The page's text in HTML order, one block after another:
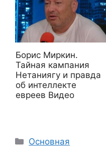
Борис Миркин.
Тайная кампания
Нетаниягу и правда
об интеллекте
евреев Видео
Рубрики
Основная